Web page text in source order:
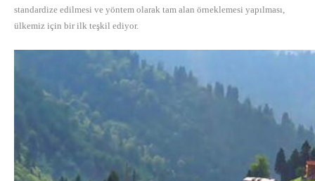
standardize edilmesi ve yöntem olarak tam alan örneklemesi yapılması,
ülkemiz için bir ilk teşkil ediyor.